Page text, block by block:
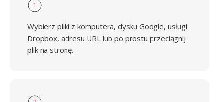
1
Wybierz pliki z komputera, dysku Google, usługi
Dropbox, adresu URL lub po prostu przeciągnij
plik na stronę.